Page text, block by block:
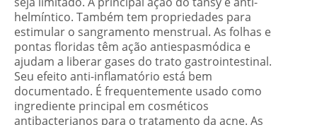
helmíntico. Também tem propriedades para
estimular o sangramento menstrual. As folhas e
pontas floridas têm ação antiespasmódica e
ajudam a liberar gases do trato gastrointestinal.
Seu efeito anti-inflamatório está bem
documentado. É frequentemente usado como
ingrediente principal em cosméticos
antibacterianos para o tratamento da acne. As